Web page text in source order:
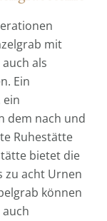
mit
als
Ein
ein
dem nach und
Ruhestätte
bietet die
zu acht Urnen
können